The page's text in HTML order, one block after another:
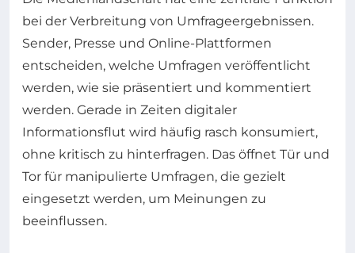
bei der Verbreitung von Umfrageergebnissen.
Sender, Presse und Online-Plattformen
entscheiden, welche Umfragen veröffentlicht
werden, wie sie präsentiert und kommentiert
werden. Gerade in Zeiten digitaler
Informationsflut wird häufig rasch konsumiert,
ohne kritisch zu hinterfragen. Das öffnet Tür und
Tor für manipulierte Umfragen, die gezielt
eingesetzt werden, um Meinungen zu
beeinflussen.